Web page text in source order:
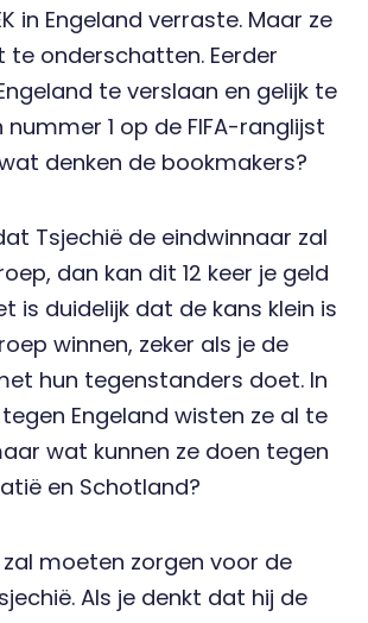
in Engeland verraste. Maar ze
te onderschatten. Eerder
te verslaan en gelijk te
nummer 1 op de FIFA-ranglijst
denken de bookmakers?
Tsjechië de eindwinnaar zal
dan kan dit 12 keer je geld
is duidelijk dat de kans klein is
winnen, zeker als je de
hun tegenstanders doet. In
Engeland wisten ze al te
wat kunnen ze doen tegen
en Schotland?
zal moeten zorgen voor de
Als je denkt dat hij de